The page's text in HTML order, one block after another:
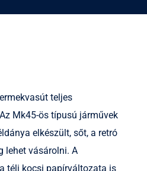
teljes
Mk45-ös típusú járművek
elkészült, sőt, a retró
lehet vásárolni. A
téli kocsi papírváltozata is